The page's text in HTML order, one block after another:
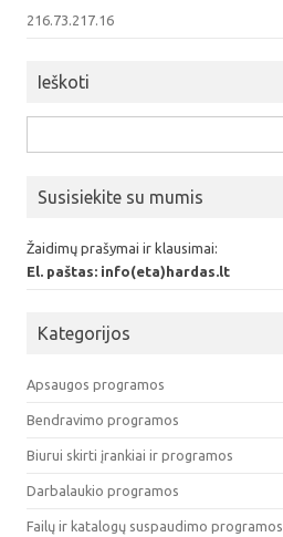
216.73.217.16
Ieškoti
Susisiekite su mumis
Žaidimų prašymai ir klausimai:
El. paštas: info(eta)hardas.lt
Kategorijos
Apsaugos programos
Bendravimo programos
Biurui skirti įrankiai ir programos
Darbalaukio programos
Failų ir katalogų suspaudimo programos